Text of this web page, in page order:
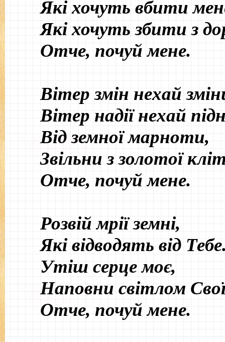
Які хочуть вбити
Які хочуть збити з
Отче, почуй мене.
Вітер змін нехай
Вітер надії нехай
Від земної марноти,
Звільни з золотої
Отче, почуй мене.
Розвій мрії земні,
Які відводять від
Утіш серце моє,
Наповни світлом
Отче, почуй мене.